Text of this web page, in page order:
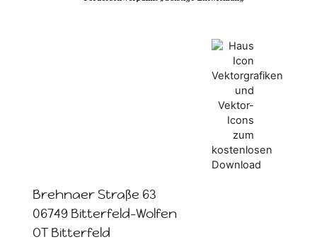
Brehnaer Straße 63
06749 Bitterfeld-Wolfen
OT Bitterfeld